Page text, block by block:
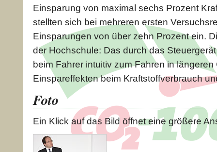
Einsparung von maximal sechs Prozent
stellten sich bei mehreren ersten
Einsparungen von über zehn Prozent ein.
der Hochschule: Das durch das
beim Fahrer intuitiv zum Fahren in
Einspareffekten beim Kraftstoffverbrauch
Foto
Ein Klick auf das Bild öffnet eine größere